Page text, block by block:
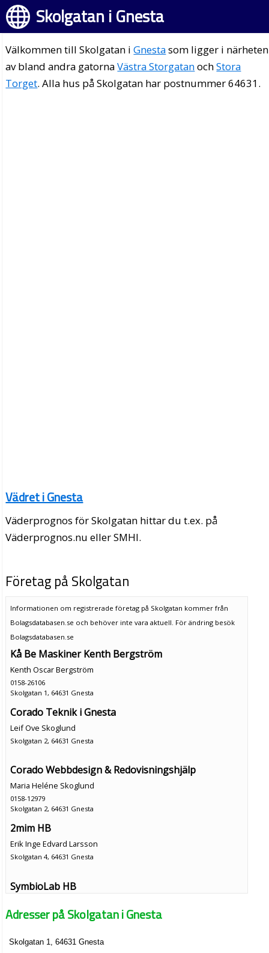
Skolgatan i Gnesta
Välkommen till Skolgatan iGnestasom ligger i närheten
av bland andra gatornaVästra StorgatanochStora
Torget. Alla hus på Skolgatan har postnummer 64631.
Vädret i Gnesta
Väderprognos för Skolgatan hittar du t.ex. på
Väderprognos.nu eller SMHI.
Företag på Skolgatan
Informationen om registrerade företag på Skolgatan kommer från
Bolagsdatabasen.se och behöver inte vara aktuell. För ändring besök
Bolagsdatabasen.se
Kå Be Maskiner Kenth Bergström
Kenth Oscar Bergström
0158-26106
Skolgatan 1, 64631 Gnesta
Corado Teknik i Gnesta
Leif Ove Skoglund
Skolgatan 2, 64631 Gnesta
Corado Webbdesign & Redovisningshjälp
Maria Heléne Skoglund
0158-12979
Skolgatan 2, 64631 Gnesta
2mim HB
Erik Inge Edvard Larsson
Skolgatan 4, 64631 Gnesta
SymbioLab HB
Adresser på Skolgatan i Gnesta
Skolgatan 1, 64631 Gnesta